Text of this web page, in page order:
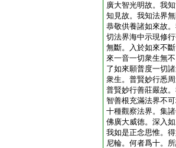
廣大智光明故。我
知見故。我知法界
恭敬供養諸如來故
切法界海中示現修
無斷。入於如來不
來一音一切衆生無
了如來願普度一切
衆生。普賢妙行悉
普賢妙行善莊嚴故
智善根充滿法界不
十種觀察法界。集
佛廣大威徳。深入
我如是正念思惟。
尼輪。何者爲十。